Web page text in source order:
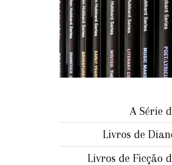
A Série
Livros de
Livros de Ficção